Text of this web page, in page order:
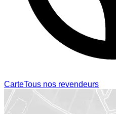
CarteTous nos revendeurs